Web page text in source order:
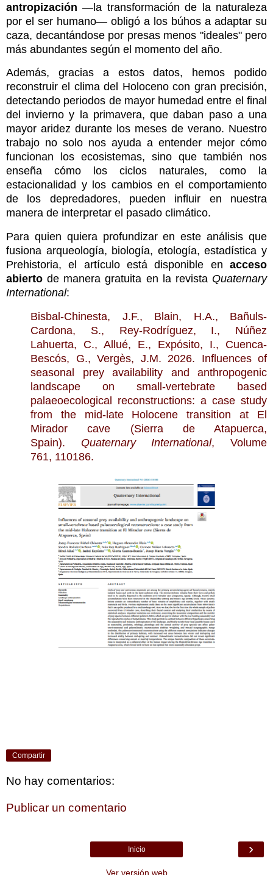
antropización —la transformación de la naturaleza
por el ser humano— obligó a los búhos a adaptar su
caza, decantándose por presas menos "ideales" pero
más abundantes según el momento del año.
Además, gracias a estos datos, hemos podido
reconstruir el clima del Holoceno con gran precisión,
detectando periodos de mayor humedad entre el final
del invierno y la primavera, que daban paso a una
mayor aridez durante los meses de verano. Nuestro
trabajo no solo nos ayuda a entender mejor cómo
funcionan los ecosistemas, sino que también nos
enseña cómo los ciclos naturales, como la
estacionalidad y los cambios en el comportamiento
de los depredadores, pueden influir en nuestra
manera de interpretar el pasado climático.
Para quien quiera profundizar en este análisis que
fusiona arqueología, biología, etología, estadística y
Prehistoria, el artículo está disponible en acceso
abierto de manera gratuita en la revista Quaternary
International:
Bisbal-Chinesta, J.F., Blain, H.A., Bañuls-
Cardona, S., Rey-Rodríguez, I., Núñez
Lahuerta, C., Allué, E., Expósito, I., Cuenca-
Bescós, G., Vergès, J.M. 2026. Influences of
seasonal prey availability and anthropogenic
landscape on small-vertebrate based
palaeoecological reconstructions: a case study
from the mid-late Holocene transition at El
Mirador cave (Sierra de Atapuerca,
Spain). Quaternary International, Volume
761, 110186.
Compartir
No hay comentarios:
Publicar un comentario
›
Inicio
Ver versión web